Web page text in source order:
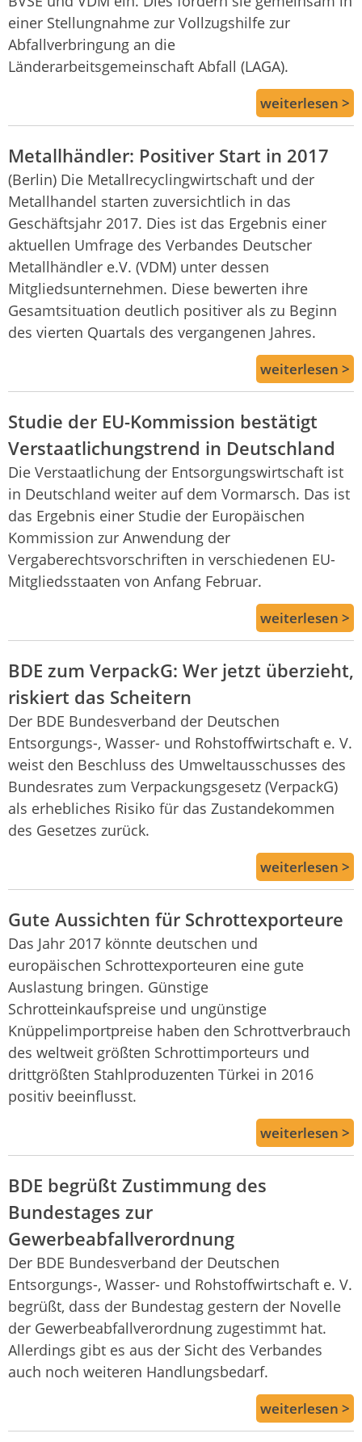
einer Stellungnahme zur Vollzugshilfe zur
Abfallverbringung an die
Länderarbeitsgemeinschaft Abfall (LAGA).
weiterlesen >
Metallhändler: Positiver Start in 2017
(Berlin) Die Metallrecyclingwirtschaft und der
Metallhandel starten zuversichtlich in das
Geschäftsjahr 2017. Dies ist das Ergebnis einer
aktuellen Umfrage des Verbandes Deutscher
Metallhändler e.V. (VDM) unter dessen
Mitgliedsunternehmen. Diese bewerten ihre
Gesamtsituation deutlich positiver als zu Beginn
des vierten Quartals des vergangenen Jahres.
weiterlesen >
Studie der EU-Kommission bestätigt
Verstaatlichungstrend in Deutschland
Die Verstaatlichung der Entsorgungswirtschaft ist
in Deutschland weiter auf dem Vormarsch. Das ist
das Ergebnis einer Studie der Europäischen
Kommission zur Anwendung der
Vergaberechtsvorschriften in verschiedenen EU-
Mitgliedsstaaten von Anfang Februar.
weiterlesen >
BDE zum VerpackG: Wer jetzt überzieht,
riskiert das Scheitern
Der BDE Bundesverband der Deutschen
Entsorgungs-, Wasser- und Rohstoffwirtschaft e. V.
weist den Beschluss des Umweltausschusses des
Bundesrates zum Verpackungsgesetz (VerpackG)
als erhebliches Risiko für das Zustandekommen
des Gesetzes zurück.
weiterlesen >
Gute Aussichten für Schrottexporteure
Das Jahr 2017 könnte deutschen und
europäischen Schrottexporteuren eine gute
Auslastung bringen. Günstige
Schrotteinkaufspreise und ungünstige
Knüppelimportpreise haben den Schrottverbrauch
des weltweit größten Schrottimporteurs und
drittgrößten Stahlproduzenten Türkei in 2016
positiv beeinflusst.
weiterlesen >
BDE begrüßt Zustimmung des
Bundestages zur
Gewerbeabfallverordnung
Der BDE Bundesverband der Deutschen
Entsorgungs-, Wasser- und Rohstoffwirtschaft e. V.
begrüßt, dass der Bundestag gestern der Novelle
der Gewerbeabfallverordnung zugestimmt hat.
Allerdings gibt es aus der Sicht des Verbandes
auch noch weiteren Handlungsbedarf.
weiterlesen >